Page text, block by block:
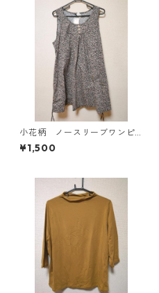
小花柄 ノースリーブワンピ
ース ４Ｌ ブラック KAE-
4819
¥1,500